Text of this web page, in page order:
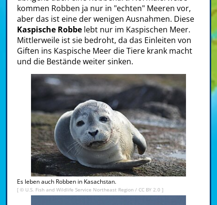
kommen Robben ja nur in "echten" Meeren vor,
aber das ist eine der wenigen Ausnahmen. Diese
Kaspische Robbe lebt nur im Kaspischen Meer.
Mittlerweile ist sie bedroht, da das Einleiten von
Giften ins Kaspische Meer die Tiere krank macht
und die Bestände weiter sinken.
Es leben auch Robben in Kasachstan.
[ © U.S. Fish and Wildlife Service Northeast Region / CC BY 2.0 ]